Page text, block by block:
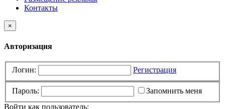
Контакты
×
Авторизация
Логин: Регистрация
Пароль:
Запомнить меня
Войти как пользователь: